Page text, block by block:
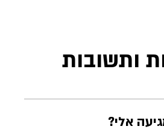
ותשובות
אלי?